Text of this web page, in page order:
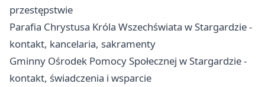
przestępstwie
Parafia Chrystusa Króla Wszechświata w Stargardzie -
kontakt, kancelaria, sakramenty
Gminny Ośrodek Pomocy Społecznej w Stargardzie -
kontakt, świadczenia i wsparcie